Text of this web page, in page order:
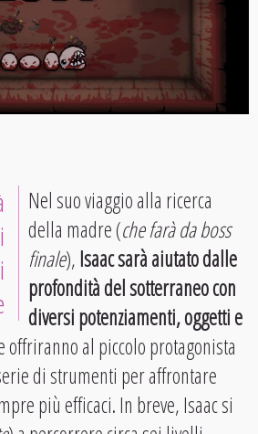
Nel suo viaggio alla ricerca
della madre (che farà da boss
finale),Isaac sarà aiutato dalle
profondità del sotterraneo con
diversi potenziamenti, oggetti e
offriranno al piccolo protagonista
di strumenti per affrontare
più efficaci. In breve, Isaac si